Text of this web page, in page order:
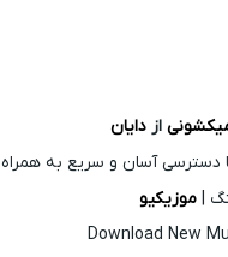
ازدایان
دسترسی آسان و سریع به همراه
|موزیکیو
Download New